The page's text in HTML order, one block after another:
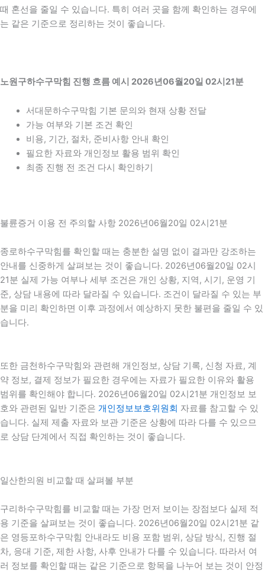
때 혼선을 줄일 수 있습니다. 특히 여러 곳을 함께 확인하는 경우에
는 같은 기준으로 정리하는 것이 좋습니다.
노원구하수구막힘 진행 흐름 예시 2026년06월20일 02시21분
서대문하수구막힘 기본 문의와 현재 상황 전달
가능 여부와 기본 조건 확인
비용, 기간, 절차, 준비사항 안내 확인
필요한 자료와 개인정보 활용 범위 확인
최종 진행 전 조건 다시 확인하기
불륜증거 이용 전 주의할 사항 2026년06월20일 02시21분
종로하수구막힘를 확인할 때는 충분한 설명 없이 결과만 강조하는
안내를 신중하게 살펴보는 것이 좋습니다. 2026년06월20일 02시
21분 실제 가능 여부나 세부 조건은 개인 상황, 지역, 시기, 운영 기
준, 상담 내용에 따라 달라질 수 있습니다. 조건이 달라질 수 있는 부
분을 미리 확인하면 이후 과정에서 예상하지 못한 불편을 줄일 수 있
습니다.
또한 금천하수구막힘와 관련해 개인정보, 상담 기록, 신청 자료, 계
약 정보, 결제 정보가 필요한 경우에는 자료가 필요한 이유와 활용
범위를 확인해야 합니다. 2026년06월20일 02시21분 개인정보 보
호와 관련된 일반 기준은 개인정보보호위원회 자료를 참고할 수 있
습니다. 실제 제출 자료와 보관 기준은 상황에 따라 다를 수 있으므
로 상담 단계에서 직접 확인하는 것이 좋습니다.
일산한의원 비교할 때 살펴볼 부분
구리하수구막힘를 비교할 때는 가장 먼저 보이는 장점보다 실제 적
용 기준을 살펴보는 것이 좋습니다. 2026년06월20일 02시21분 같
은 영등포하수구막힘 안내라도 비용 포함 범위, 상담 방식, 진행 절
차, 응대 기준, 제한 사항, 사후 안내가 다를 수 있습니다. 따라서 여
러 정보를 확인할 때는 같은 기준으로 항목을 나누어 보는 것이 안정